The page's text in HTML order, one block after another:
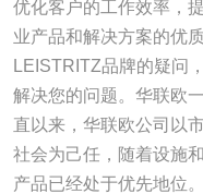
优化客户的工作效率，
业产品和解决方案的优
LEISTRITZ品牌的疑问
解决您的问题。华联欧
直以来，华联欧公司以
社会为己任，随着设施
产品已经处于优先地位